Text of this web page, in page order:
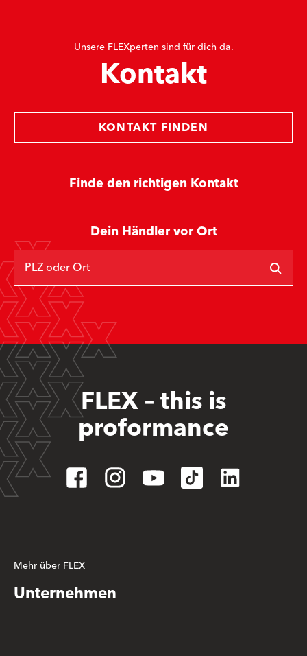
Unsere FLEXperten sind für dich da.
Kontakt
Finde den richtigen Kontakt
KONTAKT FINDEN
Dein Händler vor Ort
PLZ oder Ort
FLEX – this is
proformance
Mehr über FLEX
Unternehmen